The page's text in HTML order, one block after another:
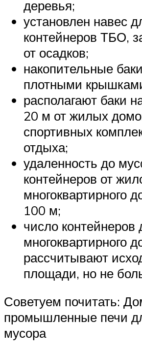
деревья;
установлен навес
контейнеров ТБО,
от осадков;
накопительные
плотными
располагают баки
20 м от жилых
спортивных
отдыха;
удаленность до
контейнеров от
многоквартирного
100 м;
число контейнеров
многоквартирного
рассчитывают
площади, но не
Советуем почитать:
промышленные печи
мусора